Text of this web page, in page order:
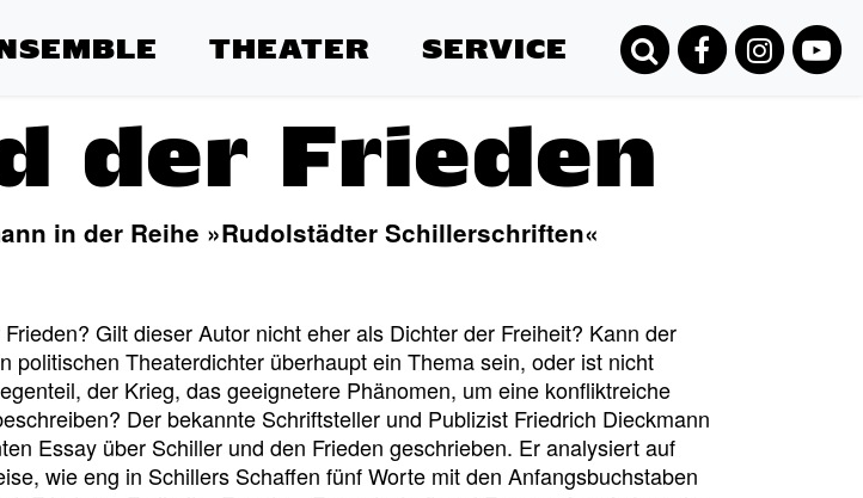
THEATER SERVICE
der Frieden
in der Reihe »Rudolstädter Schillerschriften«
Gilt dieser Autor nicht eher als Dichter der Freiheit? Kann der
politischen Theaterdichter überhaupt ein Thema sein, oder ist nicht
der Krieg, das geeignetere Phänomen, um eine konfliktreiche
Der bekannte Schriftsteller und Publizist Friedrich Dieckmann
Essay über Schiller und den Frieden geschrieben. Er analysiert auf
wie eng in Schillers Schaffen fünf Worte mit den Anfangsbuchstaben